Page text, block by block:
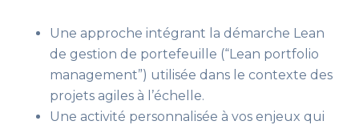
Une approche intégrant la démarche Lean
de gestion de portefeuille (“Lean portfolio
management”) utilisée dans le contexte des
projets agiles à l’échelle.
Une activité personnalisée à vos enjeux qui